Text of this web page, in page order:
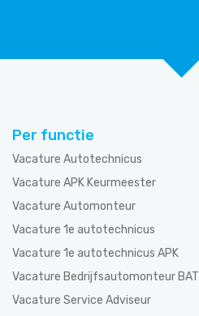
Per functie
Vacature Autotechnicus
Vacature APK Keurmeester
Vacature Automonteur
Vacature 1e autotechnicus
Vacature 1e autotechnicus APK
Vacature Bedrijfsautomonteur BAT
Vacature Service Adviseur